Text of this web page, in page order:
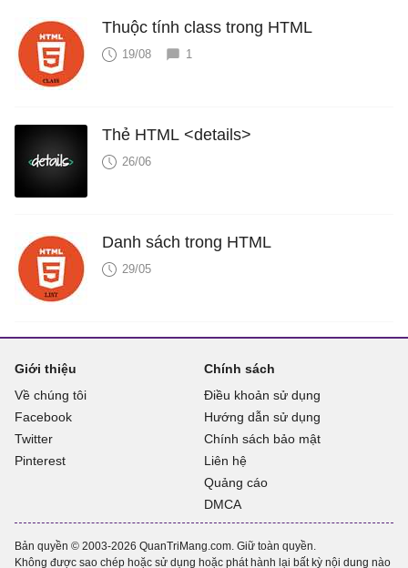
Thuộc tính class trong HTML
19/08 1
Thẻ HTML <details>
26/06
Danh sách trong HTML
29/05
Giới thiệu
Về chúng tôi
Facebook
Twitter
Pinterest
Chính sách
Điều khoản sử dụng
Hướng dẫn sử dụng
Chính sách bảo mật
Liên hệ
Quảng cáo
DMCA
Bản quyền © 2003-2026 QuanTriMang.com. Giữ toàn quyền.
Không được sao chép hoặc sử dụng hoặc phát hành lại bất kỳ nội dung nào